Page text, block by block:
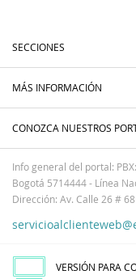
SECCIONES
MÁS INFORMACIÓN
CONOZCA NUESTROS
Info general del portal:
Bogotá 5714444 - Línea
Dirección: Av. Calle 26 #
VERSIÓN PARA